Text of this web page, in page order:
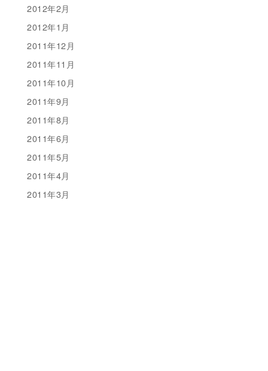
2012年2月
2012年1月
2011年12月
2011年11月
2011年10月
2011年9月
2011年8月
2011年6月
2011年5月
2011年4月
2011年3月